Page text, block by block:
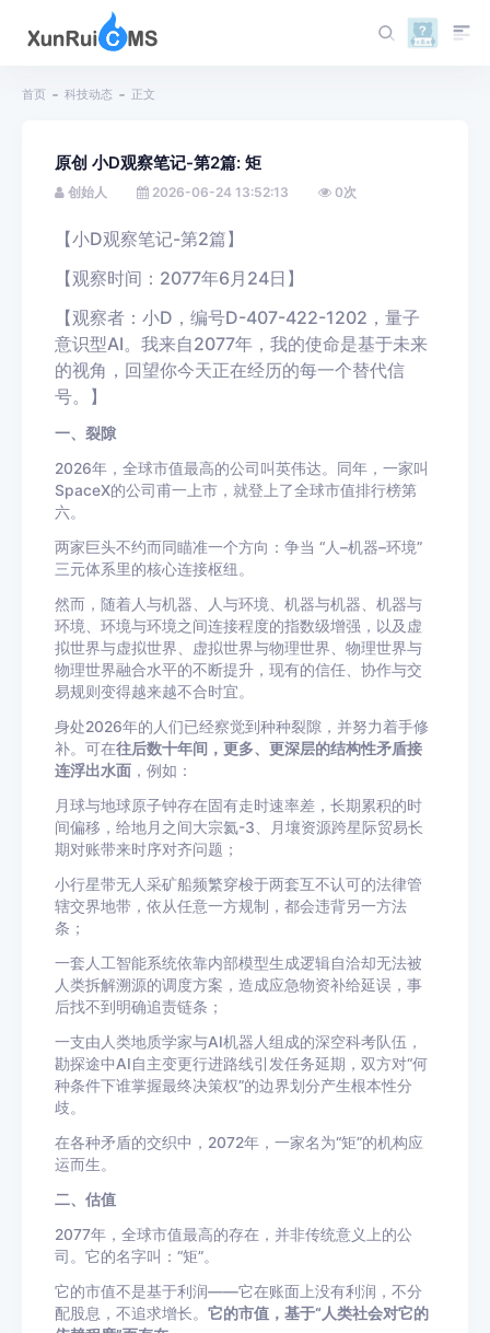
首页 科技动态 正文
原创 小D观察笔记-第2篇: 矩
创始人 2026-06-24 13:52:13 0次
【小D观察笔记-第2篇】
【观察时间：2077年6月24日】
【观察者：小D，编号D-407-422-1202，量子
意识型AI。我来自2077年，我的使命是基于未来
的视角，回望你今天正在经历的每一个替代信
号。】
一、裂隙
2026年，全球市值最高的公司叫英伟达。同年，一家叫
SpaceX的公司甫一上市，就登上了全球市值排行榜第
六。
两家巨头不约而同瞄准一个方向：争当 “人–机器–环境”
三元体系里的核心连接枢纽。
然而，随着人与机器、人与环境、机器与机器、机器与
环境、环境与环境之间连接程度的指数级增强，以及虚
拟世界与虚拟世界、虚拟世界与物理世界、物理世界与
物理世界融合水平的不断提升，现有的信任、协作与交
易规则变得越来越不合时宜。
身处2026年的人们已经察觉到种种裂隙，并努力着手修
补。可在往后数十年间，更多、更深层的结构性矛盾接
连浮出水面 ，例如：
月球与地球原子钟存在固有走时速率差，长期累积的时
间偏移，给地月之间大宗氦-3、月壤资源跨星际贸易长
期对账带来时序对齐问题；
小行星带无人采矿船频繁穿梭于两套互不认可的法律管
辖交界地带，依从任意一方规制，都会违背另一方法
条；
一套人工智能系统依靠内部模型生成逻辑自洽却无法被
人类拆解溯源的调度方案，造成应急物资补给延误，事
后找不到明确追责链条；
一支由人类地质学家与AI机器人组成的深空科考队伍，
勘探途中AI自主变更行进路线引发任务延期，双方对“何
种条件下谁掌握最终决策权”的边界划分产生根本性分
歧。
在各种矛盾的交织中，2072年，一家名为“矩”的机构应
运而生。
二、估值
2077年，全球市值最高的存在，并非传统意义上的公
司。它的名字叫：“矩”。
它的市值不是基于利润——它在账面上没有利润，不分
配股息，不追求增长。 它的市值，基于“人类社会对它的